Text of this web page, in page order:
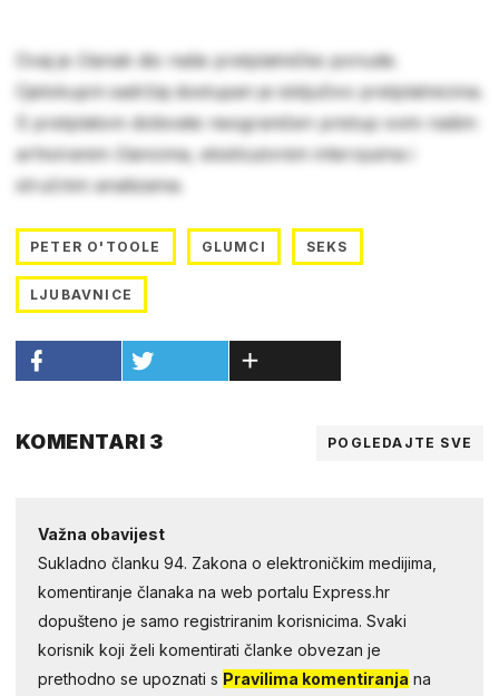
Ovaj je članak dio naše pretplatničke ponude.
Cjelokupni sadržaj dostupan je isključivo pretplatnicima.
S pretplatom dobivate neograničen pristup svim našim
arhiviranim člancima, ekskluzivnim intervjuima i
stručnim analizama.
PETER O'TOOLE GLUMCI SEKS
LJUBAVNICE
KOMENTARI 3 POGLEDAJTE SVE
Važna obavijest
Sukladno članku 94. Zakona o elektroničkim medijima,
komentiranje članaka na web portalu Express.hr
dopušteno je samo registriranim korisnicima. Svaki
korisnik koji želi komentirati članke obvezan je
prethodno se upoznati s Pravilima komentiranja na